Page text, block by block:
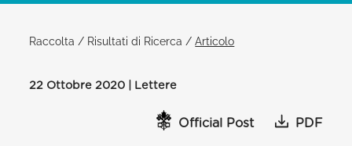
Raccolta / Risultati di Ricerca /Articolo
22 Ottobre 2020 | Lettere
Official Post PDF